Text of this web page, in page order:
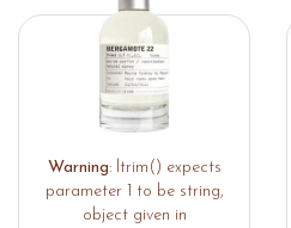
Warning: ltrim() expects
parameter 1 to be string,
object given in